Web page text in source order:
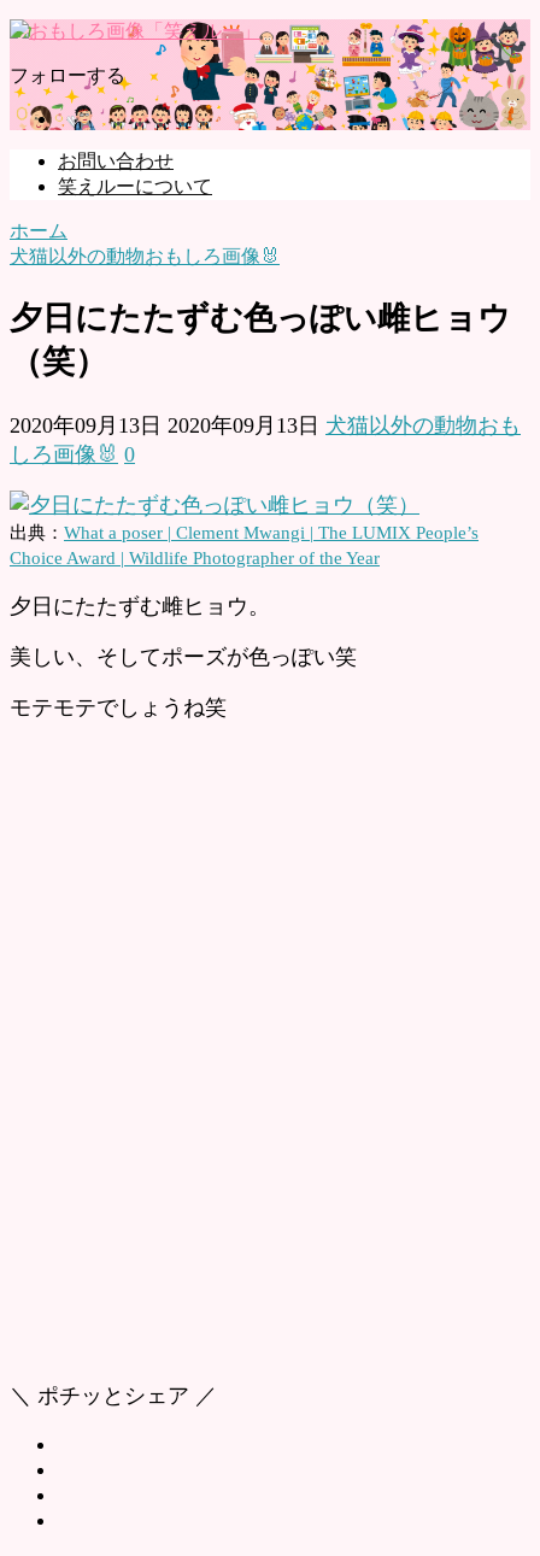
フォローする
お問い合わせ
笑えルーについて
ホーム
犬猫以外の動物おもしろ画像🐰
夕日にたたずむ色っぽい雌ヒョウ
（笑）
2020年09月13日 2020年09月13日 犬猫以外の動物おも
しろ画像🐰 0
出典： What a poser | Clement Mwangi | The LUMIX People’s
Choice Award | Wildlife Photographer of the Year
夕日にたたずむ雌ヒョウ。
美しい、そしてポーズが色っぽい笑
モテモテでしょうね笑
＼ ポチッとシェア ／